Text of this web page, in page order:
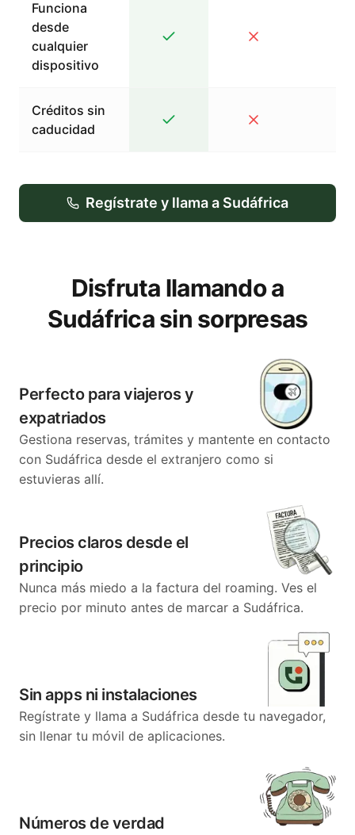
Funciona
desde
cualquier
dispositivo
Créditos sin
caducidad
Regístrate y llama a Sudáfrica
Disfruta llamando a
Sudáfrica sin sorpresas
Perfecto para viajeros y
expatriados
Gestiona reservas, trámites y mantente en contacto
con Sudáfrica desde el extranjero como si
estuvieras allí.
Precios claros desde el
principio
Nunca más miedo a la factura del roaming. Ves el
precio por minuto antes de marcar a Sudáfrica.
Sin apps ni instalaciones
Regístrate y llama a Sudáfrica desde tu navegador,
sin llenar tu móvil de aplicaciones.
Números de verdad